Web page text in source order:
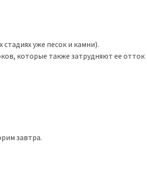
уже песок и камни).
которые также затрудняют ее отток
завтра.